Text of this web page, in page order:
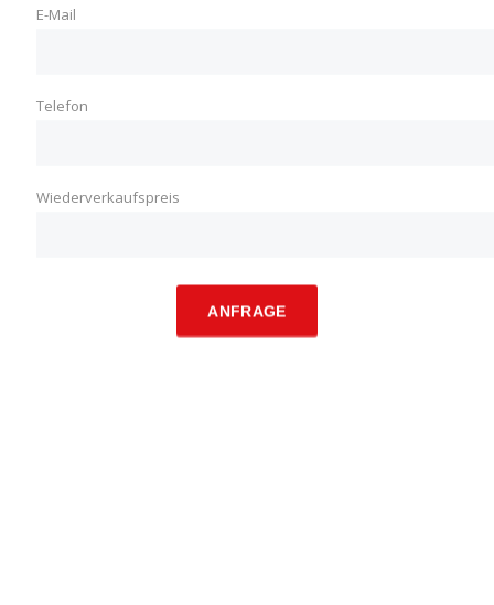
E-Mail
Telefon
Wiederverkaufspreis
ANFRAGE